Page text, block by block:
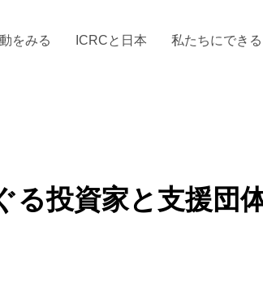
をみる ICRCと日本 私たちにできる
る投資家と支援団